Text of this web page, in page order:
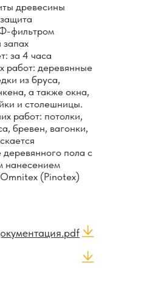
древесины
фильтром
за 4 часа
работ: деревянные
из бруса,
а также окна,
и столешницы.
работ: потолки,
бревен, вагонки,
пола с
нанесением
Omnitex (Pinotex)